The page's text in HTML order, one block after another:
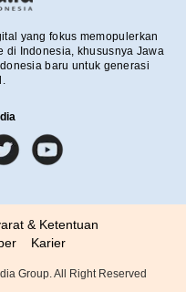
yang fokus memopulerkan
di Indonesia, khususnya Jawa
baru untuk generasi
& Ketentuan
Karier
Group. All Right Reserved